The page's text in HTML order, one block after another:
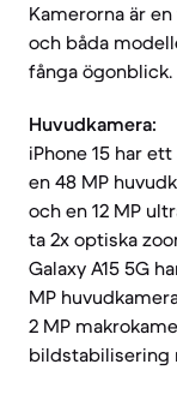
Kamerorna är
och båda
fånga ögonblick.
Huvudkamera:
iPhone 15 har
en 48 MP
och en 12 MP
ta 2x optiska
Galaxy A15 5G
MP
2 MP
bildstabilisering